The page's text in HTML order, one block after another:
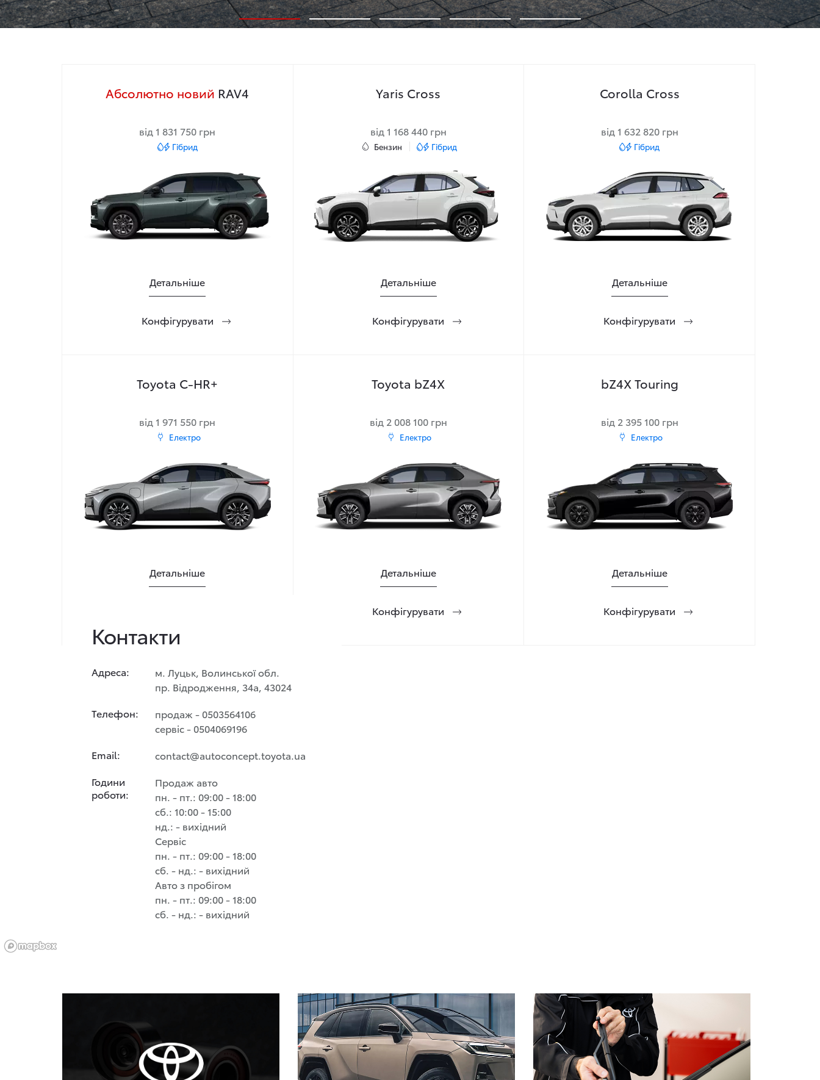
Абсолютно новий RAV4
від 1 831 750 грн
Гібрид
Детальніше
Конфігурувати
Yaris Cross
від 1 168 440 грн
Бензин Гібрид
Детальніше
Конфігурувати
Corolla Cross
від 1 632 820 грн
Гібрид
Детальніше
Конфігурувати
Toyota C-HR+
від 1 971 550 грн
Електро
Детальніше
Toyota bZ4X
від 2 008 100 грн
Електро
Детальніше
Конфігурувати
bZ4X Touring
від 2 395 100 грн
Електро
Детальніше
Конфігурувати
Контакти
Адреса:
м. Луцьк, Волинської обл.
пр. Відродження, 34а, 43024
Телефон:
продаж - 0503564106
сервіс - 0504069196
Email:
contact@autoconcept.toyota.ua
Години
роботи:
Продаж авто
пн. - пт.: 09:00 - 18:00
сб.: 10:00 - 15:00
нд.: - вихідний
Сервіс
пн. - пт.: 09:00 - 18:00
сб. - нд.: - вихідний
Авто з пробігом
пн. - пт.: 09:00 - 18:00
сб. - нд.: - вихідний